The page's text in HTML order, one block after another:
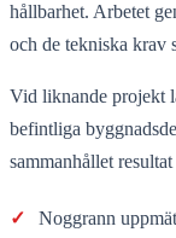
hållbarhet. Arbetet
och de tekniska krav
Vid liknande projekt
befintliga
sammanhållet
✓ Noggrann